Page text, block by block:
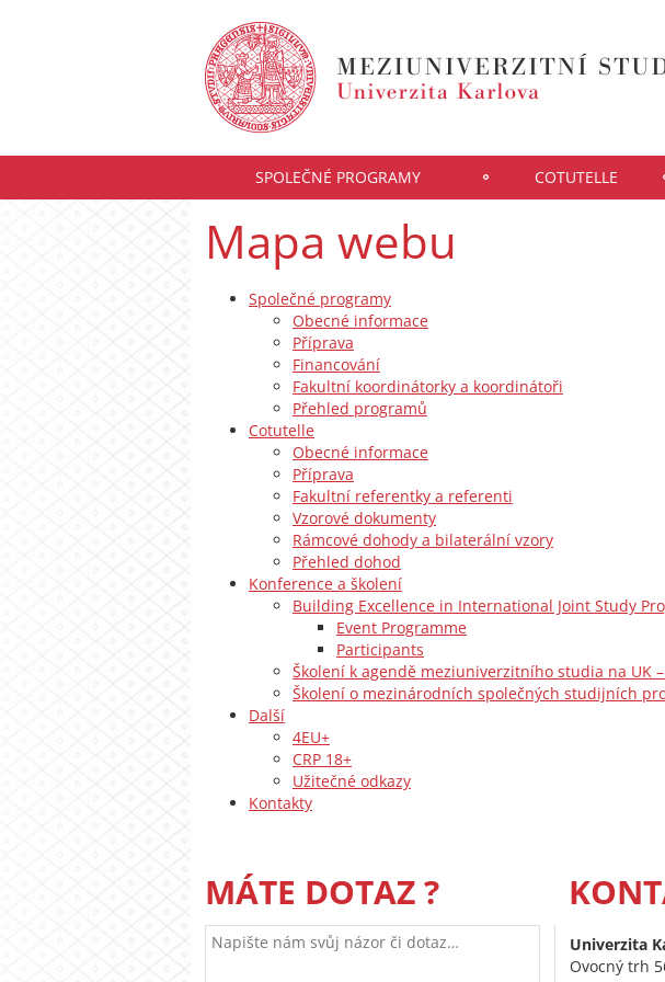
SPOLEČNÉ PROGRAMY COTUTELLE
Mapa webu
Společné programy
Obecné informace
Příprava
Financování
Fakultní koordinátorky a koordinátoři
Přehled programů
Cotutelle
Obecné informace
Příprava
Fakultní referentky a referenti
Vzorové dokumenty
Rámcové dohody a bilaterální vzory
Přehled dohod
Konference a školení
Building Excellence in International Joint Study
Event Programme
Participants
Školení k agendě meziuniverzitního studia na UK
Školení o mezinárodních společných studijních
Další
4EU+
CRP 18+
Užitečné odkazy
Kontakty
MÁTE DOTAZ ?
Univerzita
Ovocný trh